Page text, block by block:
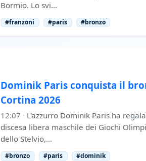
Bormio. Lo svi…
#franzoni #paris #bronzo
Dominik Paris conquista il
Cortina 2026
12:07 · L'azzurro Dominik Paris ha
discesa libera maschile dei Giochi
dello Stelvio,…
#bronzo #paris #dominik